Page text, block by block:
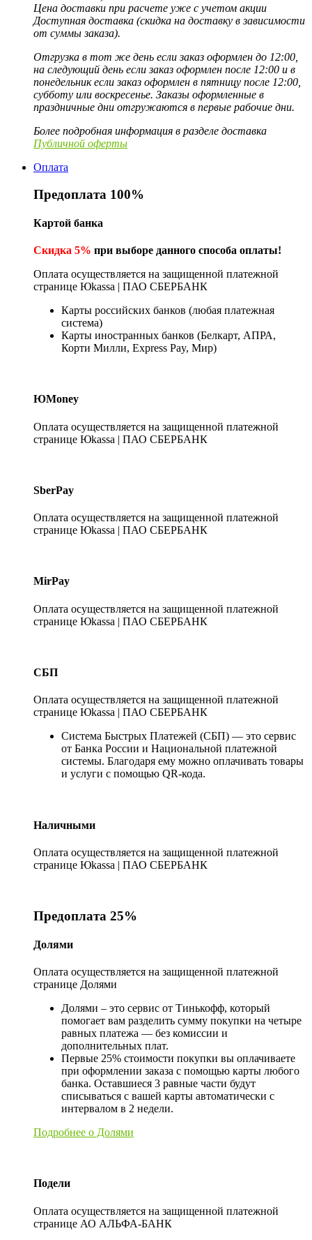
Цена доставки при расчете уже с учетом акции
Доступная доставка (скидка на доставку в зависимости
от суммы заказа).
Отгрузка в тот же день если заказ оформлен до 12:00,
на следующий день если заказ оформлен после 12:00 и в
понедельник если заказ оформлен в пятницу после 12:00,
субботу или воскресенье. Заказы оформленные в
праздничные дни отгружаются в первые рабочие дни.
Более подробная информация в разделе доставка
Публичной оферты
Оплата
Предоплата 100%
Картой банка
Скидка 5% при выборе данного способа оплаты!
Оплата осуществляется на защищенной платежной
странице Юkassa | ПАО СБЕРБАНК
Карты российских банков (любая платежная
система)
Карты иностранных банков (Белкарт, АПРА,
Корти Милли, Express Pay, Мир)
ЮMoney
Оплата осуществляется на защищенной платежной
странице Юkassa | ПАО СБЕРБАНК
SberPay
Оплата осуществляется на защищенной платежной
странице Юkassa | ПАО СБЕРБАНК
MirPay
Оплата осуществляется на защищенной платежной
странице Юkassa | ПАО СБЕРБАНК
СБП
Оплата осуществляется на защищенной платежной
странице Юkassa | ПАО СБЕРБАНК
Система Быстрых Платежей (СБП) — это сервис
от Банка России и Национальной платежной
системы. Благодаря ему можно оплачивать товары
и услуги с помощью QR-кода.
Наличными
Оплата осуществляется на защищенной платежной
странице Юkassa | ПАО СБЕРБАНК
Предоплата 25%
Долями
Оплата осуществляется на защищенной платежной
странице Долями
Долями – это сервис от Тинькофф, который
помогает вам разделить сумму покупки на четыре
равных платежа — без комиссии и
дополнительных плат.
Первые 25% стоимости покупки вы оплачиваете
при оформлении заказа с помощью карты любого
банка. Оставшиеся 3 равные части будут
списываться с вашей карты автоматически с
интервалом в 2 недели.
Подробнее о Долями
Подели
Оплата осуществляется на защищенной платежной
странице АО АЛЬФА-БАНК